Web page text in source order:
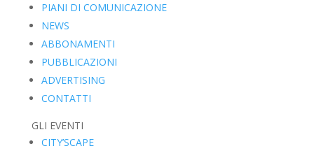
PIANI DI COMUNICAZIONE
NEWS
ABBONAMENTI
PUBBLICAZIONI
ADVERTISING
CONTATTI
GLI EVENTI
CITY’SCAPE